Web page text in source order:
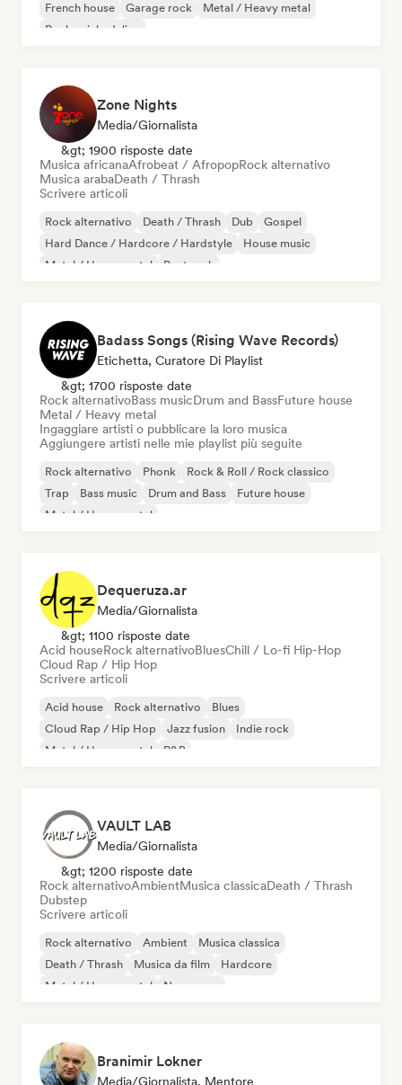
French house
Garage rock
Metal / Heavy metal
Rock psichedelico
Zone Nights
Media/Giornalista
&gt; 1900 risposte date
Musica africanaAfrobeat / AfropopRock alternativo
Musica arabaDeath / Thrash
Scrivere articoli
Rock alternativo Death / Thrash Dub
Gospel
Hard Dance / Hardcore / Hardstyle
House music
Metal / Heavy metal
Post rock
Badass Songs (Rising Wave Records)
Etichetta, Curatore Di Playlist
&gt; 1700 risposte date
Rock alternativoBass musicDrum and BassFuture house
Metal / Heavy metal
Ingaggiare artisti o pubblicare la loro musica
Aggiungere artisti nelle mie playlist più seguite
Rock alternativo Phonk
Rock & Roll / Rock classico
Trap
Bass music Drum and Bass
Future house
Metal / Heavy metal
Dequeruza.ar
Media/Giornalista
&gt; 1100 risposte date
Acid houseRock alternativoBluesChill / Lo-fi Hip-Hop
Cloud Rap / Hip Hop
Scrivere articoli
Acid house Rock alternativo
Blues
Cloud Rap / Hip Hop
Jazz fusion
Indie rock
Metal / Heavy metal
R&B
VAULT LAB
Media/Giornalista
&gt; 1200 risposte date
Rock alternativoAmbientMusica classicaDeath / Thrash
Dubstep
Scrivere articoli
Rock alternativo Ambient
Musica classica
Death / Thrash
Musica da film
Hardcore
Metal / Heavy metal
New wave
Branimir Lokner
Media/Giornalista, Mentore